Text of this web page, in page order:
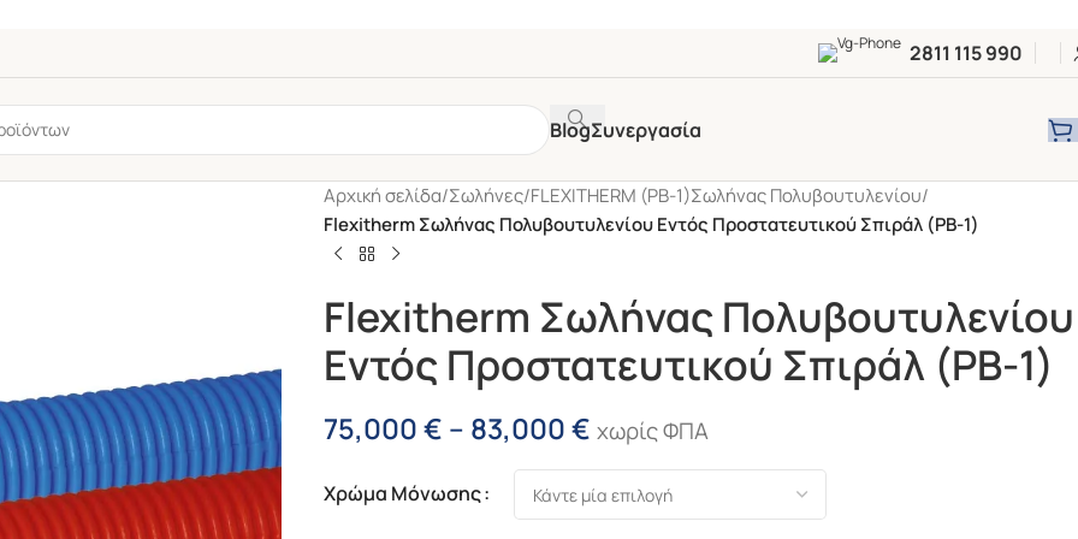
Βάνα Σφαιρική FIP
2811 115 990
BlogΣυνεργασία
Αρχική σελίδα/Σωλήνες/FLEXITHERM (PB-1)Σωλήνας Πολυβουτυλενίου/
Flexitherm Σωλήνας Πολυβουτυλενίου Εντός Προστατευτικού Σπιράλ (PB-1)
Flexitherm Σωλήνας Πολυβουτυλενίου
Εντός Προστατευτικού Σπιράλ (PB-1)
75,000€ – 83,000€ χωρίς ΦΠΑ
Χρώμα Μόνωσης